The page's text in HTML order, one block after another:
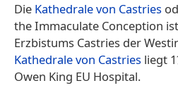
Die Kathedrale von Castries
the Immaculate Conception
Erzbistums Castries der
Kathedrale von Castries liegt
Owen King EU Hospital.